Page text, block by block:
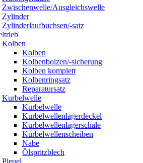
Zwischenwelle/Ausgleichswelle
Zylinder
Zylinderlaufbuchsen/-satz
Kolben
Kolben
Kolbenbolzen/-sicherung
Kolben komplett
Kolbenringsatz
Reparatursatz
Kurbelwelle
Kurbelwelle
Kurbelwellenlagerdeckel
Kurbelwellenlagerschale
Kurbelwellenscheiben
Nabe
Ölspritzblech
Pleuel